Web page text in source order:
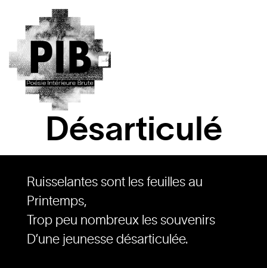
Désarticulé
Ruisselantes sont les feuilles au
Printemps,
Trop peu nombreux les souvenirs
D’une jeunesse désarticulée.